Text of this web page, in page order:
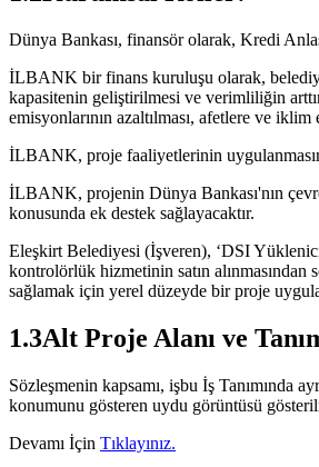
Dünya Bankası, finansör olarak, Kredi
İLBANK bir finans kuruluşu olarak,
kapasitenin geliştirilmesi ve verimliliğin
emisyonlarının azaltılması, afetlere ve
İLBANK, proje faaliyetlerinin
İLBANK, projenin Dünya Bankası'nın
konusunda ek destek sağlayacaktır.
Eleşkirt Belediyesi (İşveren), ‘DSI
kontrolörlük hizmetinin satın alınmasından
sağlamak için yerel düzeyde bir proje
1.3Alt Proje Alanı ve
Sözleşmenin kapsamı, işbu İş Tanımında
konumunu gösteren uydu görüntüsü
Devamı İçin Tıklayınız.